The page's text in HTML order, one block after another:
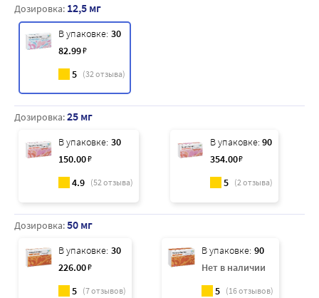
Дозировка: 12,5 мг
В упаковке: 30
82.99₽
5 (32отзыва)
Дозировка:25 мг
В упаковке: 30
150.00₽
4.9 (52отзыва)
В упаковке: 90
354.00₽
5 (2отзыва)
Дозировка:50 мг
В упаковке: 30
226.00₽
5 (7отзывов)
В упаковке: 90
Нет в наличии
5 (16отзывов)